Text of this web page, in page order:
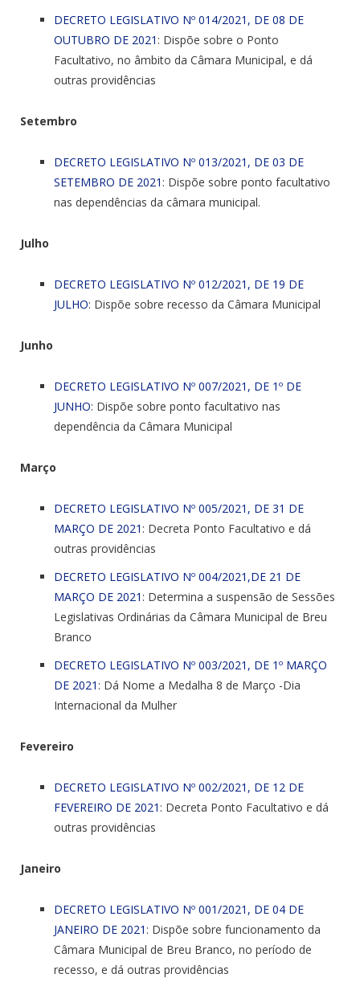
DECRETO LEGISLATIVO Nº 014/2021, DE 08 DE
OUTUBRO DE 2021 : Dispõe sobre o Ponto
Facultativo, no âmbito da Câmara Municipal, e dá
outras providências
Setembro
DECRETO LEGISLATIVO Nº 013/2021, DE 03 DE
SETEMBRO DE 2021 : Dispõe sobre ponto facultativo
nas dependências da câmara municipal.
Julho
DECRETO LEGISLATIVO Nº 012/2021, DE 19 DE
JULHO: Dispõe sobre recesso da Câmara Municipal
Junho
DECRETO LEGISLATIVO Nº 007/2021, DE 1º DE
JUNHO: Dispõe sobre ponto facultativo nas
dependência da Câmara Municipal
Março
DECRETO LEGISLATIVO Nº 005/2021, DE 31 DE
MARÇO DE 2021 : Decreta Ponto Facultativo e dá
outras providências
DECRETO LEGISLATIVO Nº 004/2021,DE 21 DE
MARÇO DE 2021 : Determina a suspensão de Sessões
Legislativas Ordinárias da Câmara Municipal de Breu
Branco
DECRETO LEGISLATIVO Nº 003/2021, DE 1º MARÇO
DE 2021 : Dá Nome a Medalha 8 de Março -Dia
Internacional da Mulher
Fevereiro
DECRETO LEGISLATIVO Nº 002/2021, DE 12 DE
FEVEREIRO DE 2021 : Decreta Ponto Facultativo e dá
outras providências
Janeiro
DECRETO LEGISLATIVO Nº 001/2021, DE 04 DE
JANEIRO DE 2021 : Dispõe sobre funcionamento da
Câmara Municipal de Breu Branco, no período de
recesso, e dá outras providências